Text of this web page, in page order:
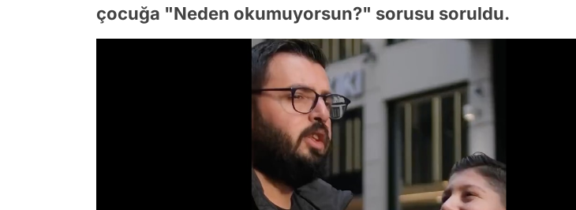
çocuğa "Neden okumuyorsun?" sorusu soruldu.